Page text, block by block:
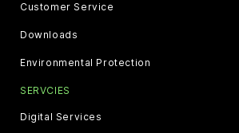
Customer Service
Downloads
Environmental Protection
SERVCIES
Digital Services